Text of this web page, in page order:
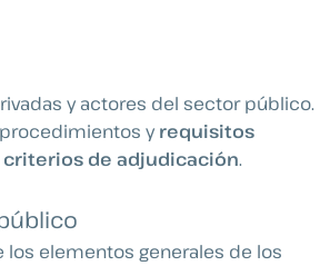
y actores del sector público.
yrequisitos
de adjudicación.
los elementos generales de los